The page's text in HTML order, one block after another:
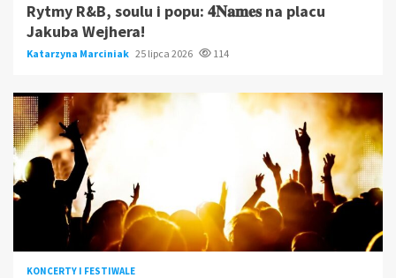
Rytmy R&B, soulu i popu: 𝟒𝐍𝐚𝐦𝐞𝐬 na placu
Jakuba Wejhera!
Katarzyna Marciniak 25 lipca 2026 114
KONCERTY I FESTIWALE